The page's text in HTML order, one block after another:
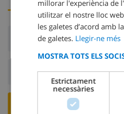
Arribada:Des de
Sortida:
RESERVA
millorar l'experiència de
utilitzar el nostre lloc
les galetes d’acord amb
de galetes. Llegir-ne més
MOSTRA TOTS ELS
Estrictament
necessàries